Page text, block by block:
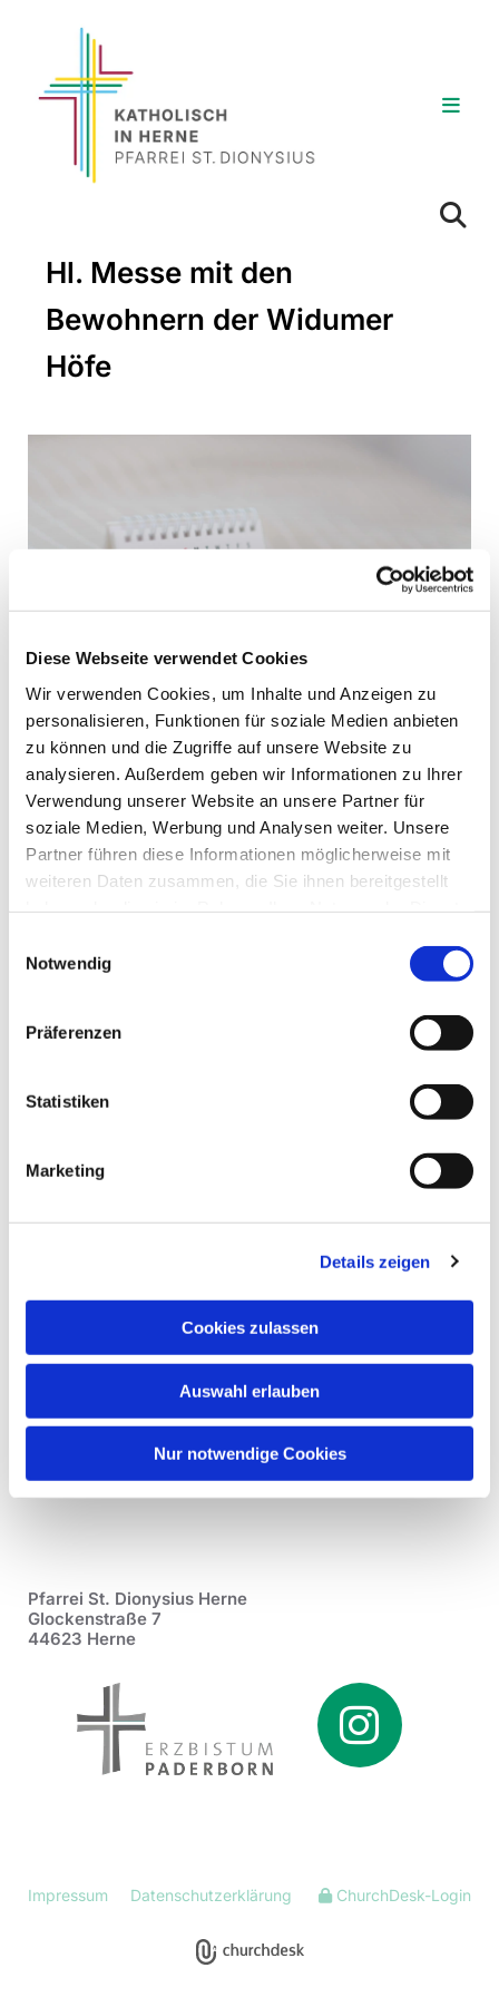
Diese Webseite verwendet Cookies
Wir verwenden Cookies, um Inhalte und Anzeigen zu
personalisieren, Funktionen für soziale Medien anbieten
zu können und die Zugriffe auf unsere Website zu
analysieren. Außerdem geben wir Informationen zu Ihrer
Verwendung unserer Website an unsere Partner für
soziale Medien, Werbung und Analysen weiter. Unsere
Partner führen diese Informationen möglicherweise mit
weiteren Daten zusammen, die Sie ihnen bereitgestellt
Notwendig
Präferenzen
Statistiken
Marketing
Details zeigen
Cookies zulassen
Auswahl erlauben
Nur notwendige Cookies
Hl. Messe mit den
Bewohnern der Widumer
Höfe
Donnerstag, 3. Juni 2027, 10:30
Uhr
St. Peter und Paul, Kirchstr. 70,
44627 Herne
mit den Bewohnern der Widumer
Pfarrei St. Dionysius Herne
Glockenstraße 7
44623 Herne
Impressum Datenschutzerklärung ChurchDesk-Login